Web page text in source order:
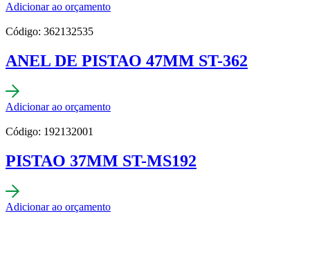
Adicionar ao orçamento
Código: 362132535
ANEL DE PISTAO 47MM ST-362
Adicionar ao orçamento
Código: 192132001
PISTAO 37MM ST-MS192
Adicionar ao orçamento